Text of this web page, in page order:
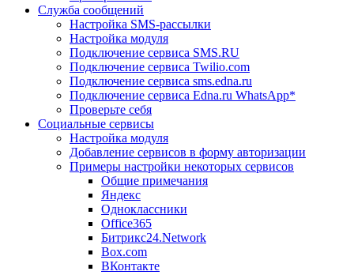
Служба сообщений
Настройка SMS-рассылки
Настройка модуля
Подключение сервиса SMS.RU
Подключение сервиса Twilio.com
Подключение сервиса sms.edna.ru
Подключение сервиса Edna.ru WhatsApp*
Проверьте себя
Социальные сервисы
Настройка модуля
Добавление сервисов в форму авторизации
Примеры настройки некоторых сервисов
Общие примечания
Яндекс
Одноклассники
Office365
Битрикс24.Network
Box.com
ВКонтакте